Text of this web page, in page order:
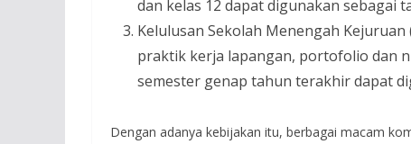
dan kelas 12 dapat digunakan sebagai
Kelulusan Sekolah Menengah
praktik kerja lapangan, portofolio dan
semester genap tahun terakhir dapat
Dengan adanya kebijakan itu, berbagai macam